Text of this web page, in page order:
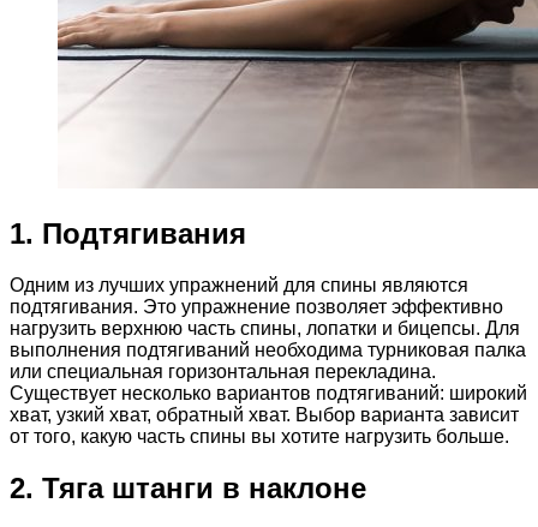
1. Подтягивания
Одним из лучших упражнений для спины являются
подтягивания. Это упражнение позволяет эффективно
нагрузить верхнюю часть спины, лопатки и бицепсы. Для
выполнения подтягиваний необходима турниковая палка
или специальная горизонтальная перекладина.
Существует несколько вариантов подтягиваний: широкий
хват, узкий хват, обратный хват. Выбор варианта зависит
от того, какую часть спины вы хотите нагрузить больше.
2. Тяга штанги в наклоне